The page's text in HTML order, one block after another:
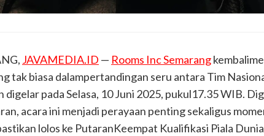
JAVAMEDIA.ID — Rooms Inc Semarang
tak biasa dalampertandingan seru antara Tim
digelar padaSelasa, 10 Juni 2025, pukul17.35 WIB.
, acara ini menjadi perayaan penting sekaligus
lolos ke PutaranKeempat Kualifikasi Piala